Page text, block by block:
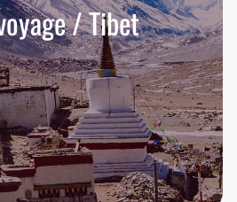
/ Tibet